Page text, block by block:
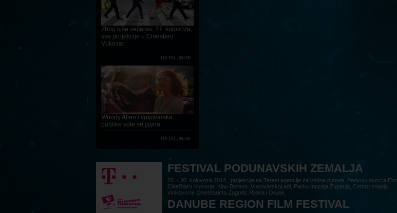
Zbog kiše večeras, 27. kolovoza,
sve projekcije u Cinestaru
Vukovar
DETALJNIJE
Woody Allen i vukovarska
publike vole se javno
DETALJNIJE
FESTIVAL PODUNAVSKIH ZEMALJA
25. - 30. kolovoza 2014., projekcije na Terasi agencije za vodne putove, Perivoju dvorca Eltz,
CineStaru Vukovar, Kinu Borovo, Vukovarskoj adi, Parku muzeja Županja, Centru znanja
Vinkovci te CineStarima Zagreb, Rijeka i Osijek.
DANUBE REGION FILM FESTIVAL